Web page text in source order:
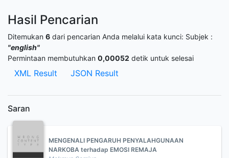
Hasil Pencarian
Ditemukan 6 dari pencarian Anda melalui kata kunci: Subjek :
"english"
Permintaan membutuhkan 0,00052 detik untuk selesai
XML Result JSON Result
Saran
MENGENALI PENGARUH PENYALAHGUNAAN
NARKOBA terhadap EMOSI REMAJA